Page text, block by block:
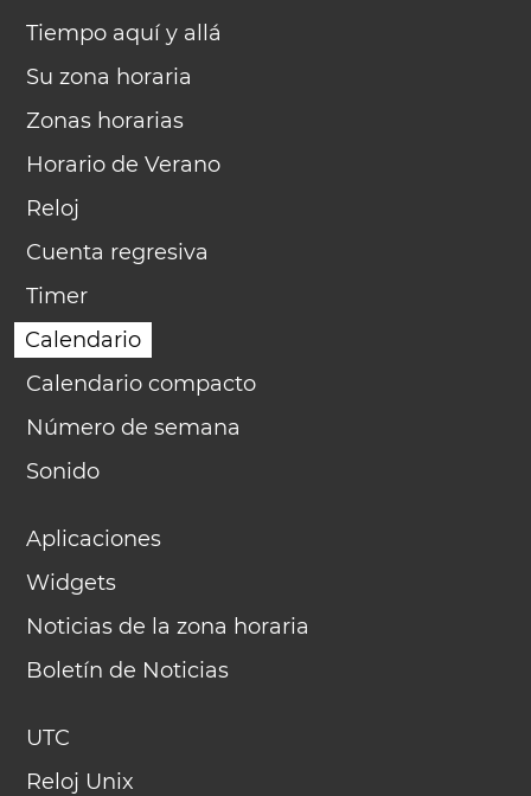
Tiempo aquí y allá
Su zona horaria
Zonas horarias
Horario de Verano
Reloj
Cuenta regresiva
Timer
Calendario
Calendario compacto
Número de semana
Sonido
Aplicaciones
Widgets
Noticias de la zona horaria
Boletín de Noticias
UTC
Reloj Unix